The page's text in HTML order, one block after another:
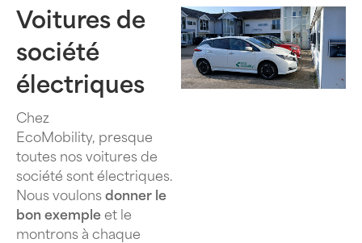
Voitures de
société
électriques
Chez
EcoMobility, presque
toutes nos voitures de
société sont électriques.
Nous voulons donner le
bon exemple et le
montrons à chaque